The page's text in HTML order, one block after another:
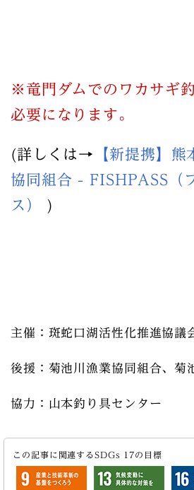
※竜門ダムでのワカサギ
必要になります。
(詳しくは→
【新提携】
協同組合 - FISHPASS（
ス）
)
主催：斑蛇口湖活性化推進協議
後援：菊池川漁業協同組合、菊
協力：山本釣り具センター
この記事に関連するSDGs 17の目標